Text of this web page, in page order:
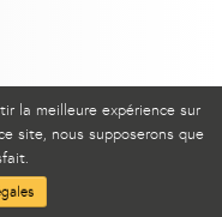
la meilleure expérience sur
site, nous supposerons que